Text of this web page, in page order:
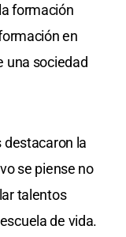
formación
en
una sociedad
destacaron la
se piense no
talentos
de vida.